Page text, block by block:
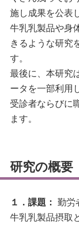
施し成果を公表
牛乳乳製品や身
きるような研究
す。
最後に、本研究
ータを一部利用
受診者ならびに
ます。
研究の概要
１．課題： 勤労
牛乳乳製品摂取